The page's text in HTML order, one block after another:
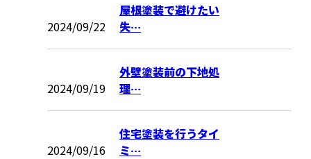
2024/09/22
屋根塗装で避けたい
失…
2024/09/19
外壁塗装前の下地処
理…
2024/09/16
住宅塗装を行うタイ
ミ…